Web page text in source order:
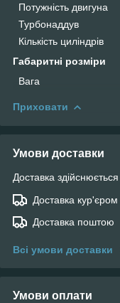
Потужність двигуна
Турбонаддув
Кількість циліндрів
Габаритні розміри
Вага
Приховати
Умови доставки
Доставка
Доставка кур'єром
Доставка поштою
Всі умови доставки
Умови оплати